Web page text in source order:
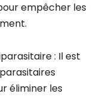
empêcher les
: Il est
éliminer les